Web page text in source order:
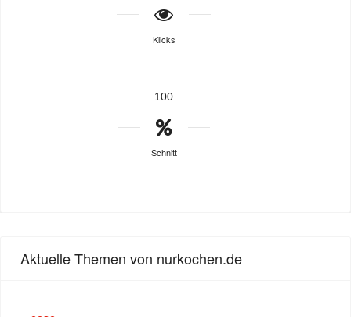
Klicks
100
Schnitt
Aktuelle Themen von nurkochen.de